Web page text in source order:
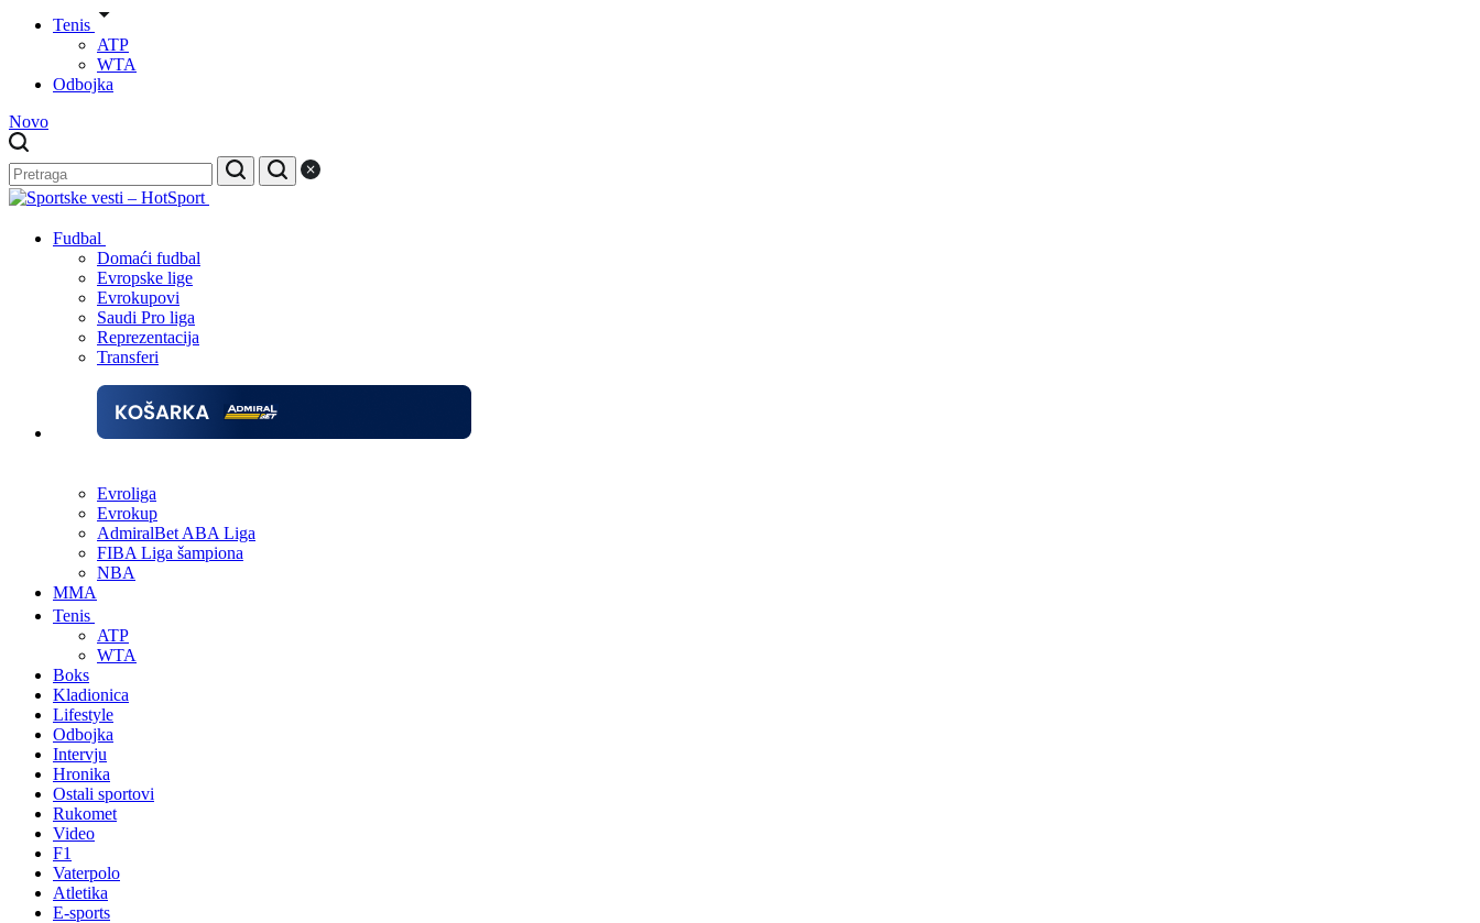
Tenis
ATP
WTA
Odbojka
Novo
Fudbal
Domaći fudbal
Evropske lige
Evrokupovi
Saudi Pro liga
Reprezentacija
Transferi
Evroliga
Evrokup
AdmiralBet ABA Liga
FIBA Liga šampiona
NBA
MMA
Tenis
ATP
WTA
Boks
Kladionica
Lifestyle
Odbojka
Intervju
Hronika
Ostali sportovi
Rukomet
Video
F1
Vaterpolo
Atletika
E-sports